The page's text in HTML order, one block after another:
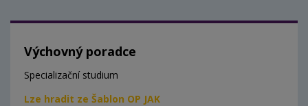
Výchovný poradce
Specializační studium
Lze hradit ze Šablon OP JAK